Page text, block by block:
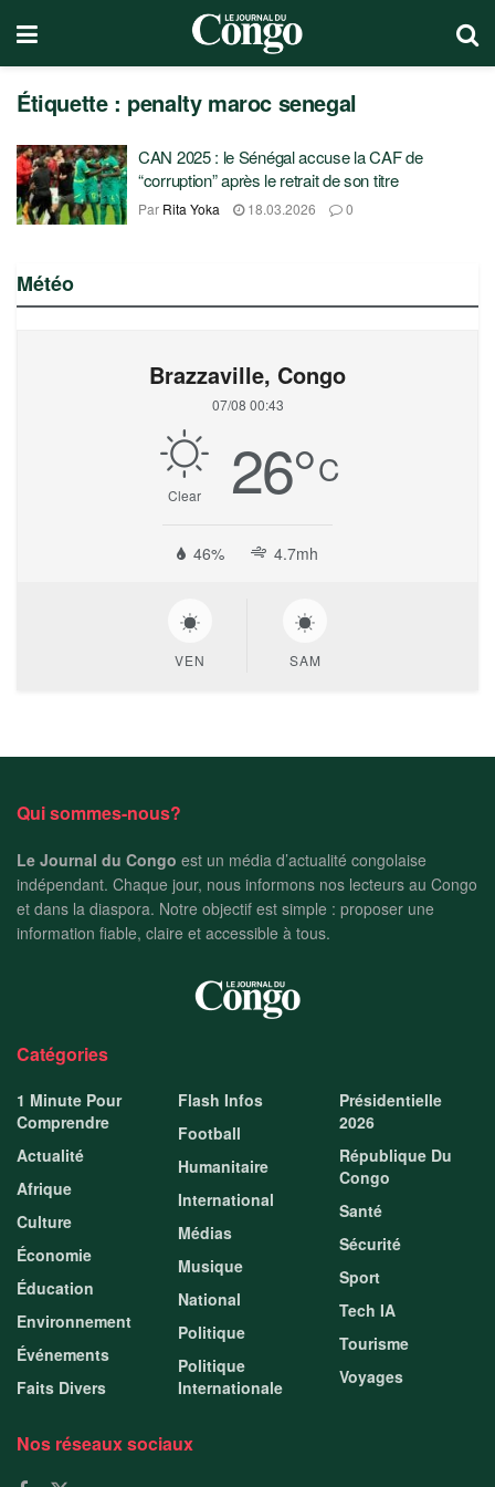
Étiquette : penalty maroc senegal
CAN 2025 : le Sénégal accuse la CAF de
“corruption” après le retrait de son titre
Par Rita Yoka 18.03.2026 0
Météo
Brazzaville, Congo
07/08 00:43
Clear 26°C
46% 4.7mh
VEN SAM
Qui sommes-nous?
Le Journal du Congo est un média d’actualité congolaise
indépendant. Chaque jour, nous informons nos lecteurs au Congo
et dans la diaspora. Notre objectif est simple : proposer une
information fiable, claire et accessible à tous.
Catégories
1 Minute Pour
Comprendre
Actualité
Afrique
Culture
Économie
Éducation
Environnement
Événements
Faits Divers
Flash Infos
Football
Humanitaire
International
Médias
Musique
National
Politique
Politique
Internationale
Présidentielle
2026
République Du
Congo
Santé
Sécurité
Sport
Tech IA
Tourisme
Voyages
Nos réseaux sociaux